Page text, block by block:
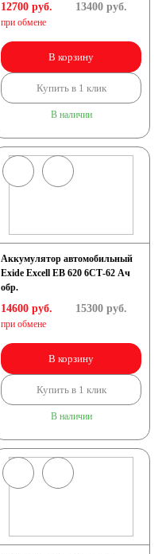
12700 руб.
при обмене
13400руб.
В корзину
Купить в 1 клик
В наличии
Аккумулятор автомобильный
Exide Excell EB 620 6СТ-62 Ач
обр.
14600 руб.
при обмене
15300руб.
В корзину
Купить в 1 клик
В наличии